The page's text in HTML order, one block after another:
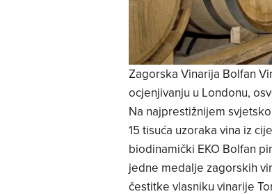
Zagorska Vinarija Bolfan
ocjenjivanju u Londonu,
Na najprestižnijem
15 tisuća uzoraka vina iz
biodinamički EKO Bolfan
jedne medalje zagorskih
čestitke vlasniku vinarije